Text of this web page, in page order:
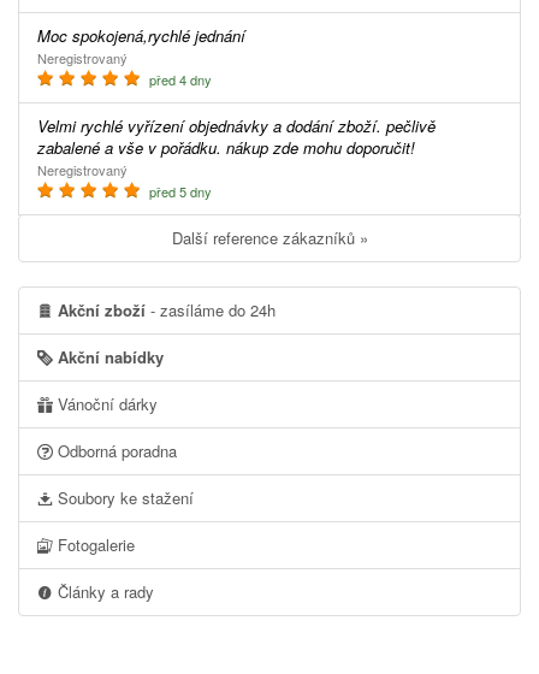
Moc spokojená,rychlé jednání
Neregistrovaný
před 4 dny
Velmi rychlé vyřízení objednávky a dodání zboží. pečlivě
zabalené a vše v pořádku. nákup zde mohu doporučit!
Neregistrovaný
před 5 dny
Další reference zákazníků »
Akční zboží - zasíláme do 24h
Akční nabídky
Vánoční dárky
Odborná poradna
Soubory ke stažení
Fotogalerie
Články a rady